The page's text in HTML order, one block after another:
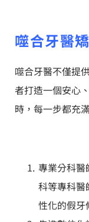
噬合牙醫
噬合牙醫不僅提
者打造一個安心
時，每一步都充
專業分科醫
科等專科醫
性化的假牙